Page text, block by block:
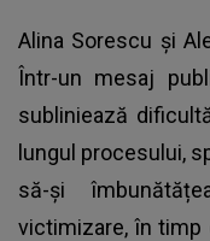
Alina Sorescu și
Într-un mesaj
subliniează
lungul procesului,
să-și
victimizare, în timp